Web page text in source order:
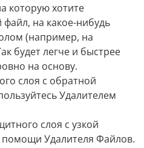
которую хотите
на какое-нибудь
(например, на
будет легче и быстрее
на основу.
слоя с обратной
Удалителем
слоя с узкой
Удалителя Файлов.